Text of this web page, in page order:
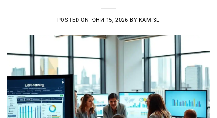
POSTED ON ЮНИ 15, 2026 BY KAMISL